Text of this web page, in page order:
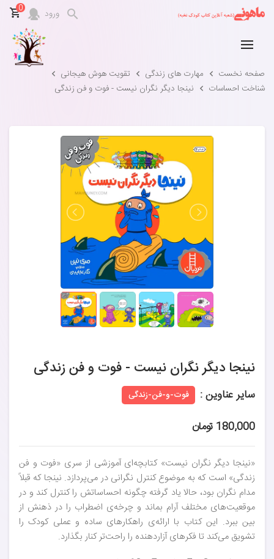
ورود 0
صفحه نخست مهارت های زندگی
تقویت هوش هیجانی
شناخت احساسات
نینجا دیگر نگران نیست - فوت و فن زندگی
نینجا دیگر نگران نیست - فوت و فن زندگی
سایر عناوین : فوت-و-فن-زندگی
180,000 تومان
«نینجا دیگر نگران نیست» کتابچه‌ای آموزشی از سری «فوت و فن
زندگی» است که به موضوع کنترل نگرانی در می‌پردازد. نینجا که قبلاً
مدام نگران بود، حالا یاد گرفته چگونه احساساتش را کنترل کند و در
موقعیت‌های مختلف آرام بماند و چرخه‌ی اضطراب را در ذهنش از
بین ببرد. این کتاب با ارائه‌ی راهکارهای ساده و عملی کودک را
تشویق می‌کند تا فکرهای آزاردهنده را راحت‌تر کنار بگذارد.